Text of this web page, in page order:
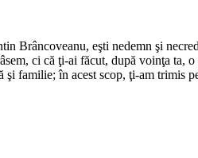
Brâncoveanu, eşti nedemn şi
ci că ţi-ai făcut, după voinţa ta,
familie; în acest scop, ţi-am trimis